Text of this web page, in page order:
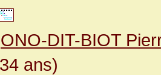
ONO-DIT-BIOT
ans)